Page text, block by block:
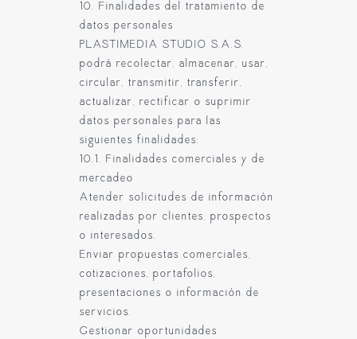
10. Finalidades del tratamiento de
datos personales
PLASTIMEDIA STUDIO S.A.S.
podrá recolectar, almacenar, usar,
circular, transmitir, transferir,
actualizar, rectificar o suprimir
datos personales para las
siguientes finalidades:
10.1. Finalidades comerciales y de
mercadeo
Atender solicitudes de información
realizadas por clientes, prospectos
o interesados.
Enviar propuestas comerciales,
cotizaciones, portafolios,
presentaciones o información de
servicios.
Gestionar oportunidades